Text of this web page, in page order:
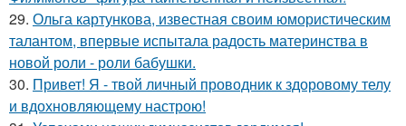
29. Ольга картункова, известная своим юмористическим
талантом, впервые испытала радость материнства в
новой роли - роли бабушки.
30. Привет! Я - твой личный проводник к здоровому телу
и вдохновляющему настрою!